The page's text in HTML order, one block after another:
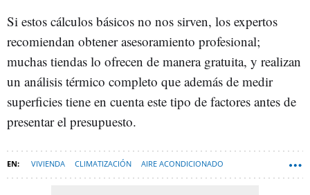
Si estos cálculos básicos no nos sirven, los expertos
recomiendan obtener asesoramiento profesional;
muchas tiendas lo ofrecen de manera gratuita, y realizan
un análisis térmico completo que además de medir
superficies tiene en cuenta este tipo de factores antes de
presentar el presupuesto.
VIVIENDA CLIMATIZACIÓN AIRE ACONDICIONADO